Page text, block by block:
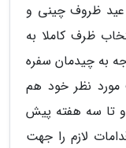
عید ظروف چینی و
ظرف کاملا به
به چیدمان سفره
نظر خود هم
تا سه هفته پیش
لازم را جهت